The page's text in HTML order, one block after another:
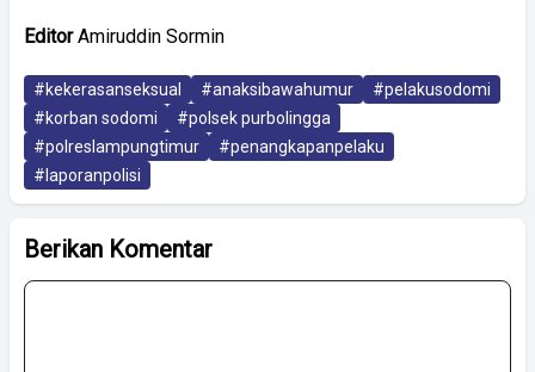
Editor Amiruddin Sormin
#kekerasanseksual #anaksibawahumur
#pelakusodomi
#korban sodomi
#polsek purbolingga
#polreslampungtimur
#penangkapanpelaku
#laporanpolisi
Berikan Komentar